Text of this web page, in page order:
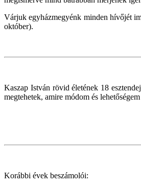
Várjuk egyházmegyénk minden hívőjét
október).
Kaszap István rövid életének 18
megtehetek, amire módom és
Korábbi évek beszámolói: